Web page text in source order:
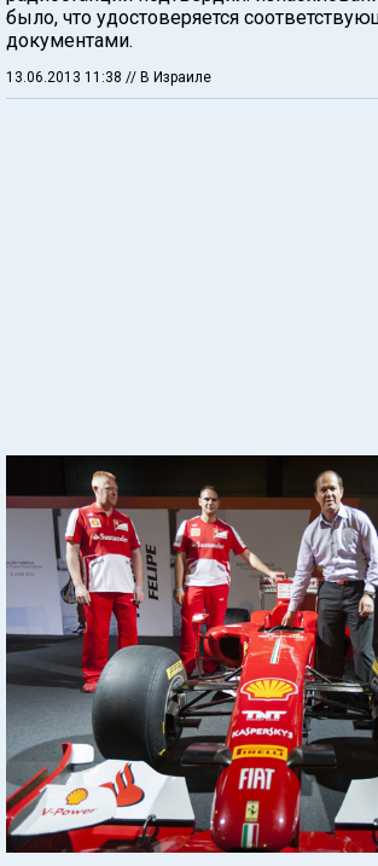
было, что удостоверяется
документами.
13.06.2013 11:38 // В Израиле